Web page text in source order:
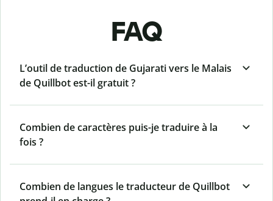
FAQ
L’outil de traduction de Gujarati vers le Malais
de Quillbot est-il gratuit ?
Combien de caractères puis-je traduire à la
fois ?
Combien de langues le traducteur de Quillbot